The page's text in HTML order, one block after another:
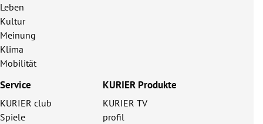
Leben
Kultur
Meinung
Klima
Mobilität
Service
KURIER club
Spiele
KURIER Produkte
KURIER TV
profil